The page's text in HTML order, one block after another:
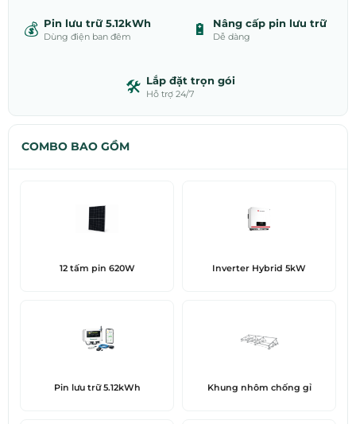
💰 Pin lưu trữ 5.12kWh
Dùng điện ban đêm 🔋 Nâng cấp pin lưu trữ
Dễ dàng
🛠️ Lắp đặt trọn gói
Hỗ trợ 24/7
COMBO BAO GỒM
12 tấm pin 620W Inverter Hybrid 5kW
Pin lưu trữ 5.12kWh Khung nhôm chống gỉ